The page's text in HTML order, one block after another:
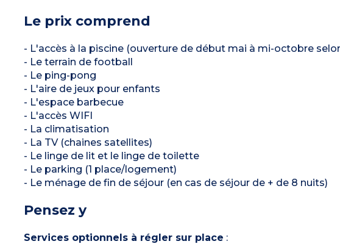
Le prix comprend
- L'accès à la piscine (ouverture de début mai à mi-octobre
- Le terrain de football
- Le ping-pong
- L'aire de jeux pour enfants
- L'espace barbecue
- L'accès WIFI
- La climatisation
- La TV (chaines satellites)
- Le linge de lit et le linge de toilette
- Le parking (1 place/logement)
- Le ménage de fin de séjour (en cas de séjour de + de 8 nuits)
Pensez y
Services optionnels à régler sur place :